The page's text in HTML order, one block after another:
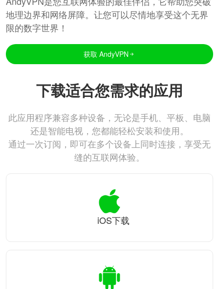
地理边界和网络屏障。让您可以尽情地享受这个无界
限的数字世界！
获取 AndyVPN
下载适合您需求的应用
此应用程序兼容多种设备，无论是手机、平板、电脑
还是智能电视，您都能轻松安装和使用。
通过一次订阅，即可在多个设备上同时连接，享受无
缝的互联网体验。
iOS下载